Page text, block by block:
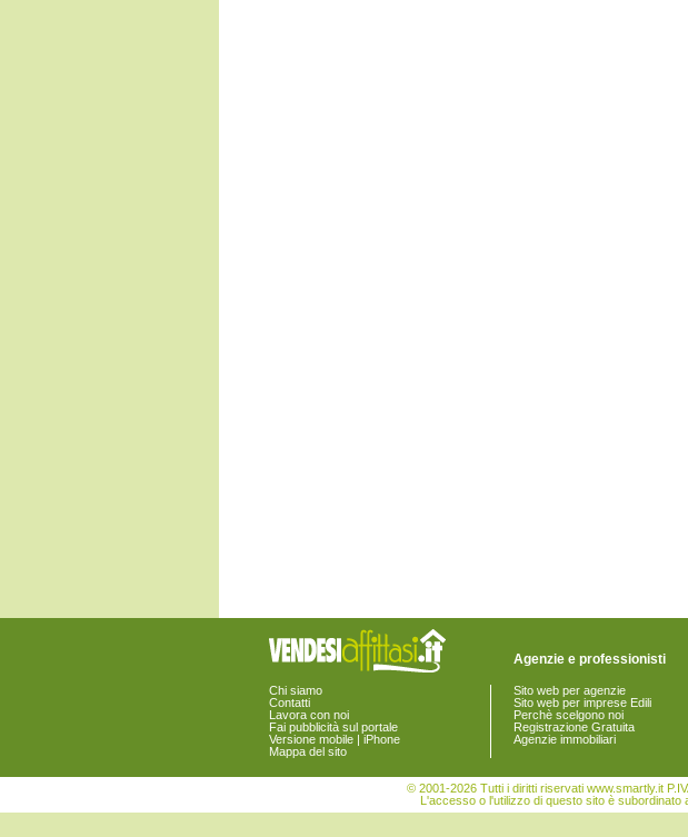
Chi siamo
Contatti
Lavora con noi
Fai pubblicità sul portale
Versione mobile | iPhone
Mappa del sito
Agenzie e professionisti
Sito web per agenzie
Sito web per imprese Edili
Perchè scelgono noi
Registrazione Gratuita
Agenzie immobiliari
© 2001-2026 Tutti i diritti riservati www.smartly.it
L'accesso o l'utilizzo di questo sito è subordinato